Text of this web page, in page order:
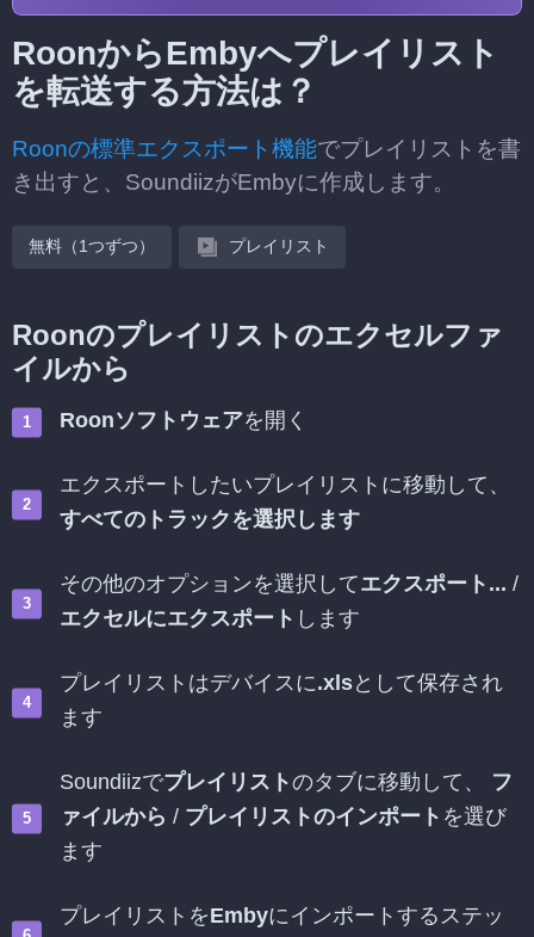
RoonからEmbyへプレイリスト
を転送する方法は？
Roonの標準エクスポート機能でプレイリストを書
き出すと、SoundiizがEmbyに作成します。
無料（1つずつ） プレイリスト
Roonのプレイリストのエクセルファ
イルから
Roonソフトウェアを開く
エクスポートしたいプレイリストに移動して、
すべてのトラックを選択します
その他のオプションを選択してエクスポート... /
エクセルにエクスポート します
プレイリストはデバイスに.xlsとして保存され
ます
Soundiizでプレイリストのタブに移動して、 フ
ァイルから / プレイリストのインポート を選び
ます
プレイリストをEmbyにインポートするステッ